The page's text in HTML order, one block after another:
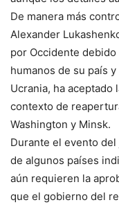
De manera más
Alexander
por Occidente
humanos de su país
Ucrania, ha aceptado
contexto de
Washington y Minsk.
Durante el evento
de algunos países
aún requieren la
que el gobierno del